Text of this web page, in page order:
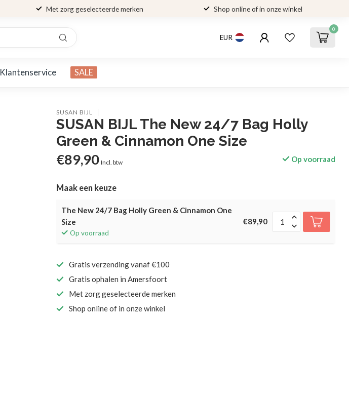
Met zorg geselecteerde merken Shop online of in onze winkel
EUR
0
Klantenservice SALE
SUSAN BIJL
SUSAN BIJL The New 24/7 Bag Holly
Green & Cinnamon One Size
€89,90 Incl. btw Op voorraad
Maak een keuze
The New 24/7 Bag Holly Green & Cinnamon One
Size
Op voorraad
€89,90
Gratis verzending vanaf €100
Gratis ophalen in Amersfoort
Met zorg geselecteerde merken
Shop online of in onze winkel